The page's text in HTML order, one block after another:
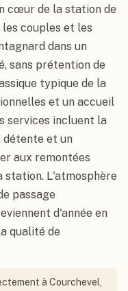
cœur de la station de
couples et les
dans un
sans prétention de
typique de la
et un accueil
services incluent la
détente et un
aux remontées
station. L'atmosphère
passage
d'année en
qualité de
à Courchevel,